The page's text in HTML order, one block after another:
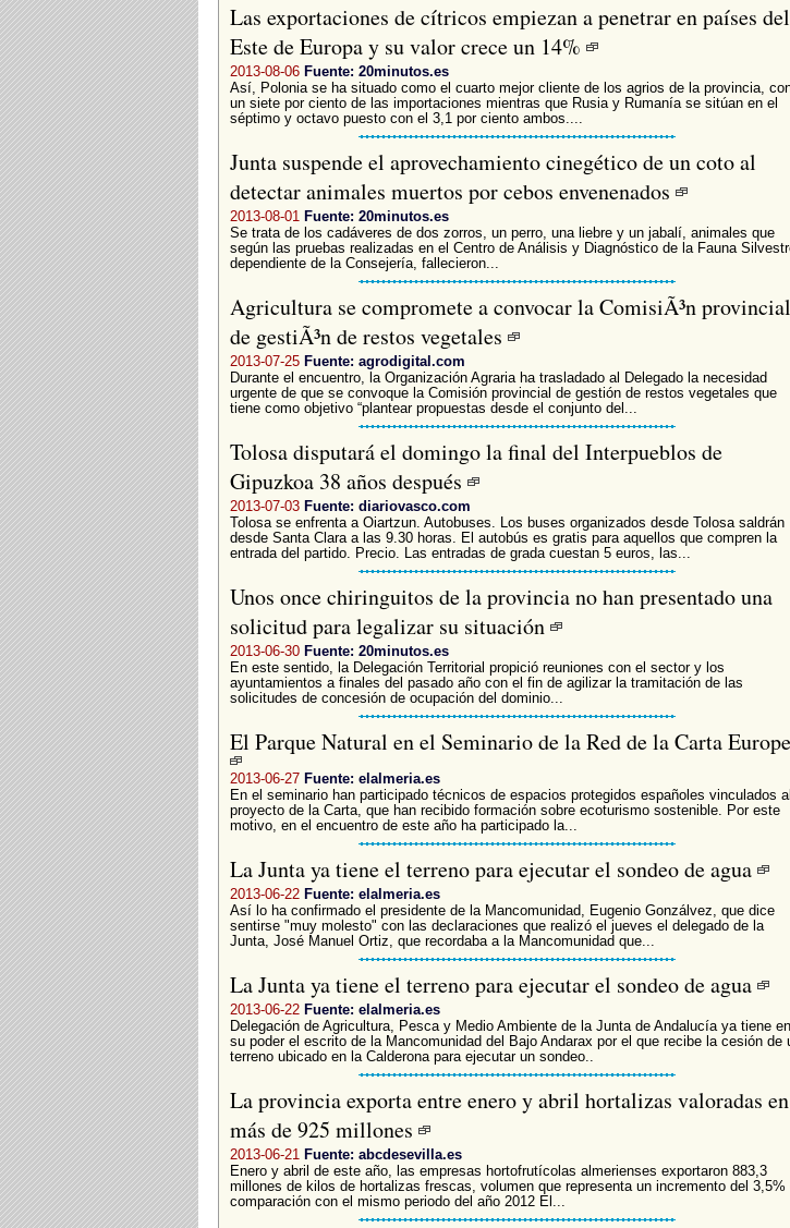
Las exportaciones de cítricos empiezan a penetrar en países del
Este de Europa y su valor crece un 14%
2013-08-06 Fuente: 20minutos.es
Así, Polonia se ha situado como el cuarto mejor cliente de los agrios de la provincia,
un siete por ciento de las importaciones mientras que Rusia y Rumanía se sitúan en el
séptimo y octavo puesto con el 3,1 por ciento ambos....
Junta suspende el aprovechamiento cinegético de un coto al
detectar animales muertos por cebos envenenados
2013-08-01 Fuente: 20minutos.es
Se trata de los cadáveres de dos zorros, un perro, una liebre y un jabalí, animales que
según las pruebas realizadas en el Centro de Análisis y Diagnóstico de la Fauna
dependiente de la Consejería, fallecieron...
Agricultura se compromete a convocar la ComisiÃ³n provincial
de gestiÃ³n de restos vegetales
2013-07-25 Fuente: agrodigital.com
Durante el encuentro, la Organización Agraria ha trasladado al Delegado la necesidad
urgente de que se convoque la Comisión provincial de gestión de restos vegetales que
tiene como objetivo “plantear propuestas desde el conjunto del...
Tolosa disputará el domingo la final del Interpueblos de
Gipuzkoa 38 años después
2013-07-03 Fuente: diariovasco.com
Tolosa se enfrenta a Oiartzun. Autobuses. Los buses organizados desde Tolosa saldrán
desde Santa Clara a las 9.30 horas. El autobús es gratis para aquellos que compren la
entrada del partido. Precio. Las entradas de grada cuestan 5 euros, las...
Unos once chiringuitos de la provincia no han presentado una
solicitud para legalizar su situación
2013-06-30 Fuente: 20minutos.es
En este sentido, la Delegación Territorial propició reuniones con el sector y los
ayuntamientos a finales del pasado año con el fin de agilizar la tramitación de las
solicitudes de concesión de ocupación del dominio...
El Parque Natural en el Seminario de la Red de la Carta
2013-06-27 Fuente: elalmeria.es
En el seminario han participado técnicos de espacios protegidos españoles vinculados al
proyecto de la Carta, que han recibido formación sobre ecoturismo sostenible. Por este
motivo, en el encuentro de este año ha participado la...
La Junta ya tiene el terreno para ejecutar el sondeo de agua
2013-06-22 Fuente: elalmeria.es
Así lo ha confirmado el presidente de la Mancomunidad, Eugenio Gonzálvez, que dice
sentirse "muy molesto" con las declaraciones que realizó el jueves el delegado de la
Junta, José Manuel Ortiz, que recordaba a la Mancomunidad que...
La Junta ya tiene el terreno para ejecutar el sondeo de agua
2013-06-22 Fuente: elalmeria.es
Delegación de Agricultura, Pesca y Medio Ambiente de la Junta de Andalucía ya tiene en
su poder el escrito de la Mancomunidad del Bajo Andarax por el que recibe la cesión de
terreno ubicado en la Calderona para ejecutar un sondeo..
La provincia exporta entre enero y abril hortalizas valoradas en
más de 925 millones
2013-06-21 Fuente: abcdesevilla.es
Enero y abril de este año, las empresas hortofrutícolas almerienses exportaron 883,3
millones de kilos de hortalizas frescas, volumen que representa un incremento del 3,5%
comparación con el mismo periodo del año 2012 El...